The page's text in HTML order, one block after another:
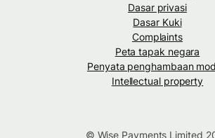
Dasar privasi
Dasar Kuki
Complaints
Peta tapak negara
Penyata penghambaan
Intellectual property
© Wise Payments Limited